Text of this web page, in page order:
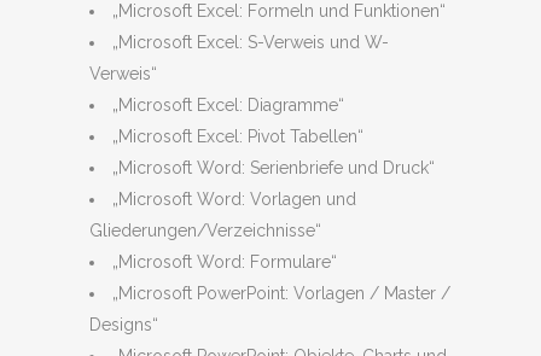
„Microsoft Excel: Formeln und Funktionen“
„Microsoft Excel: S-Verweis und W-
Verweis“
„Microsoft Excel: Diagramme“
„Microsoft Excel: Pivot Tabellen“
„Microsoft Word: Serienbriefe und Druck“
„Microsoft Word: Vorlagen und
Gliederungen/Verzeichnisse“
„Microsoft Word: Formulare“
„Microsoft PowerPoint: Vorlagen / Master /
Designs“